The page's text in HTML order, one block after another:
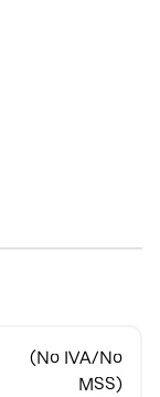
(No IVA/No
MSS)